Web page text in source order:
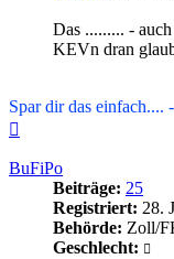
Das ......... -
KEVn dran
Spar dir das einfach....
BuFiPo
Beiträge: 25
Registriert: 28.
Behörde: Zoll/
Geschlecht: